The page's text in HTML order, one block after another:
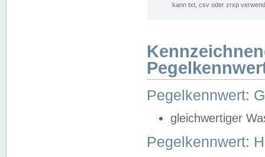
kann txt, csv oder zrxp
Pegelkennwert:
gleichwertiger
Pegelkennwert: